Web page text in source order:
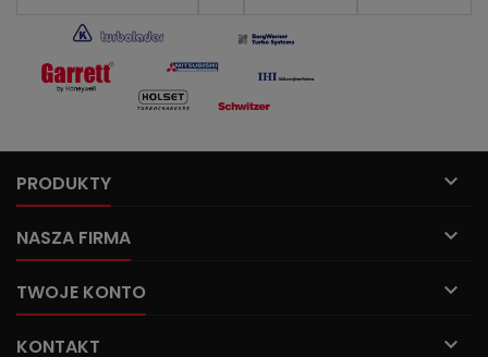
PRODUKTY 
NASZA FIRMA 
TWOJE KONTO 
KONTAKT 